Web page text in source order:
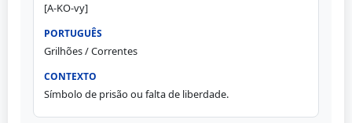
[A-KO-vy]
Grilhões / Correntes
Símbolo de prisão ou falta de liberdade.